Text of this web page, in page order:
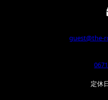
guest@the-
定休